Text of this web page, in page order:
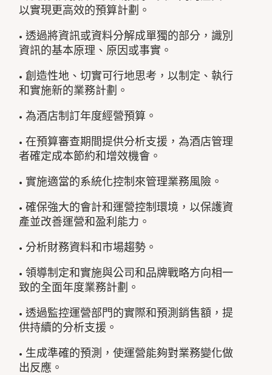
以實現更高效的預算計劃。
• 透過將資訊或資料分解成單獨的部分，識別
資訊的基本原理、原因或事實。
• 創造性地、切實可行地思考，以制定、執行
和實施新的業務計劃。
• 為酒店制訂年度經營預算。
• 在預算審查期間提供分析支援，為酒店管理
者確定成本節約和增效機會。
• 實施適當的系統化控制來管理業務風險。
• 確保強大的會計和運營控制環境，以保護資
產並改善運營和盈利能力。
• 分析財務資料和市場趨勢。
• 領導制定和實施與公司和品牌戰略方向相一
致的全面年度業務計劃。
• 透過監控運營部門的實際和預測銷售額，提
供持續的分析支援。
• 生成準確的預測，使運營能夠對業務變化做
出反應。